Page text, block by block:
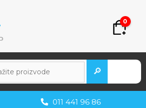
0
🔎
011 441 96 86